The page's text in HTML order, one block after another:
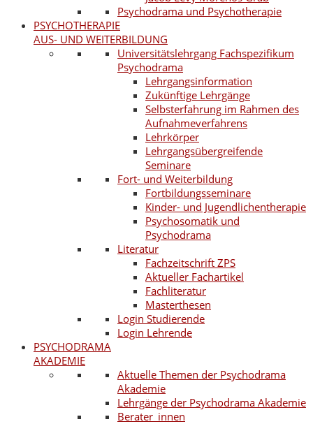
Psychodrama und Psychotherapie
PSYCHOTHERAPIE
AUS- UND WEITERBILDUNG
Universitätslehrgang Fachspezifikum
Psychodrama
Lehrgangsinformation
Zukünftige Lehrgänge
Selbsterfahrung im Rahmen des
Aufnahmeverfahrens
Lehrkörper
Lehrgangsübergreifende
Seminare
Fort- und Weiterbildung
Fortbildungsseminare
Kinder- und Jugendlichentherapie
Psychosomatik und
Psychodrama
Literatur
Fachzeitschrift ZPS
Aktueller Fachartikel
Fachliteratur
Masterthesen
Login Studierende
Login Lehrende
PSYCHODRAMA
AKADEMIE
Aktuelle Themen der Psychodrama
Akademie
Lehrgänge der Psychodrama Akademie
Berater_innen